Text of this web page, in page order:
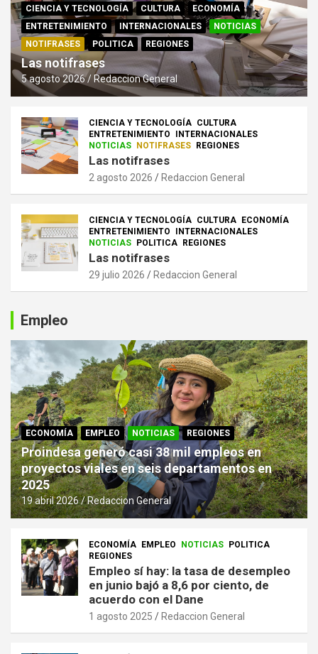
CIENCIA Y TECNOLOGÍA CULTURA
ECONOMÍA
ENTRETENIMIENTO
INTERNACIONALES
NOTICIAS
NOTIFRASES
POLITICA REGIONES
Las notifrases
5 agosto 2026 Redaccion General
CIENCIA Y TECNOLOGÍA CULTURA
ENTRETENIMIENTO
INTERNACIONALES
NOTICIAS
NOTIFRASES REGIONES
Las notifrases
2 agosto 2026 Redaccion General
CIENCIA Y TECNOLOGÍA CULTURA
ECONOMÍA
ENTRETENIMIENTO
INTERNACIONALES
NOTICIAS
POLITICA REGIONES
Las notifrases
29 julio 2026 Redaccion General
Empleo
ECONOMÍA EMPLEO NOTICIAS REGIONES
Proindesa generó casi 38 mil empleos en
proyectos viales en seis departamentos en
2025
19 abril 2026 Redaccion General
ECONOMÍA EMPLEO NOTICIAS POLITICA
REGIONES
Empleo sí hay: la tasa de desempleo
en junio bajó a 8,6 por ciento, de
acuerdo con el Dane
1 agosto 2025 Redaccion General